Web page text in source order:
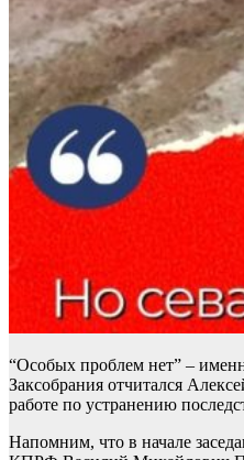
“Особых проблем нет” –
Заксобрания отчитался
работе по устранению
Напомним, что в начале